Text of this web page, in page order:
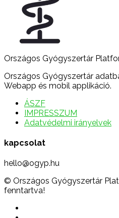
Országos Gyógyszertár
Országos Gyógyszertár
Webapp és mobil applikáció.
ÁSZF
IMPRESSZUM
Adatvédelmi irányelvek
kapcsolat
hello@ogyp.hu
© Országos Gyógyszertár
fenntartva!